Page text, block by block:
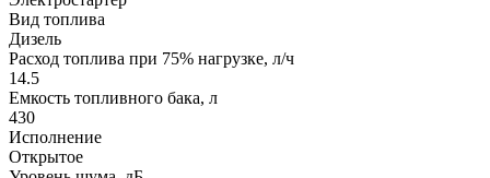
Вид топлива
Дизель
Расход топлива при 75% нагрузке, л/ч
14.5
Емкость топливного бака, л
430
Исполнение
Открытое